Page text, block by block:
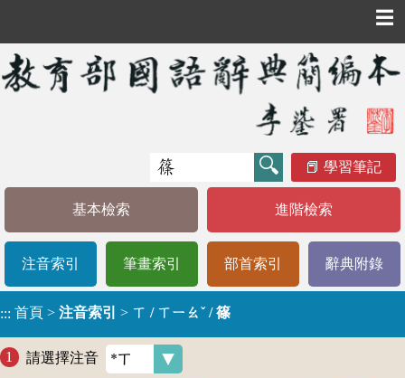
☰
學習筆記
基本檢索 進階檢索
注音索引 筆畫索引 部首索引 辭典附錄
::: 首頁 > 注音索引 > ㄒ / ㄒㄧㄠˇ / 篠
請選擇注音